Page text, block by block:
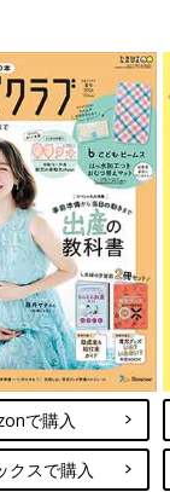
で購入
クスで購入